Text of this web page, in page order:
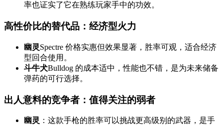
率也证实了它在熟练玩家手中的功效。
高性价比的替代品：经济型火力
幽灵Spectre 价格实惠但效果显著，胜率可观，适合经济
型回合使用。
斗牛犬Bulldog 的成本适中，性能也不错，是为未来储备
弹药的可行选择。
出人意料的竞争者：值得关注的弱者
幽灵 ：这款手枪的胜率可以挑战更高级别的武器，是手